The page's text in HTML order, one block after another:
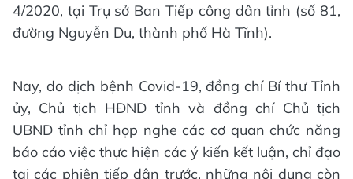
4/2020, tại Trụ sở Ban Tiếp công dân tỉnh (số 81,
đường Nguyễn Du, thành phố Hà Tĩnh).
Nay, do dịch bệnh Covid-19, đồng chí Bí thư Tỉnh
ủy, Chủ tịch HĐND tỉnh và đồng chí Chủ tịch
UBND tỉnh chỉ họp nghe các cơ quan chức năng
báo cáo việc thực hiện các ý kiến kết luận, chỉ đạo
tại các phiên tiếp dân trước, những nội dung còn